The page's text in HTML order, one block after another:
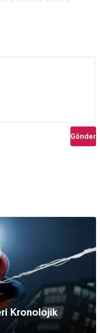
Gönder
Kronolojik